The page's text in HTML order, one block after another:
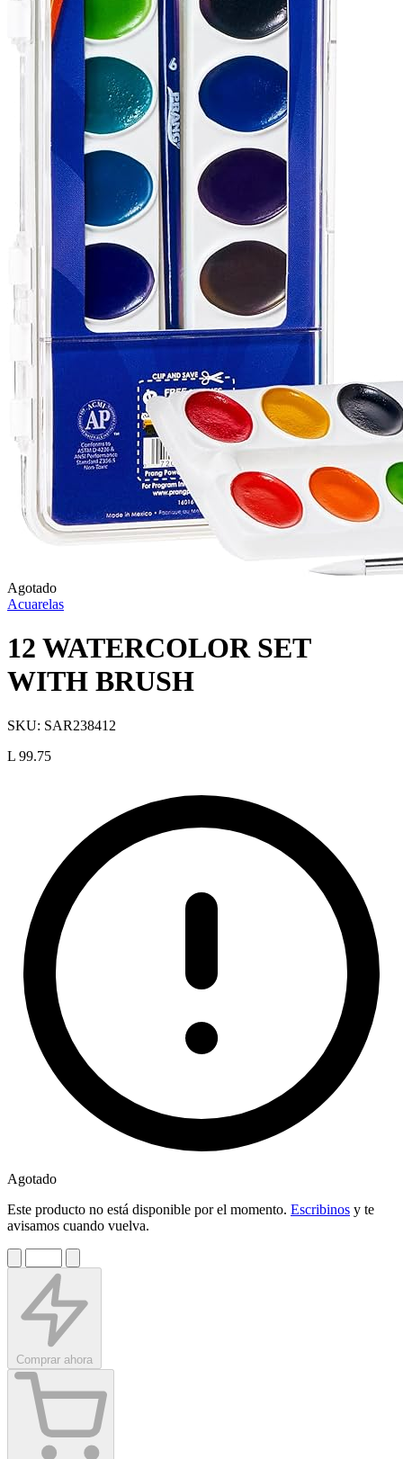
Agotado
Acuarelas
12 WATERCOLOR SET
WITH BRUSH
SKU: SAR238412
L 99.75
Agotado
Este producto no está disponible por el momento. Escribinos y te
avisamos cuando vuelva.
Comprar ahora